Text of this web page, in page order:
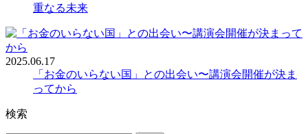
重なる未来
2025.06.17
「お金のいらない国」との出会い〜講演会開催が決ま
ってから
検索